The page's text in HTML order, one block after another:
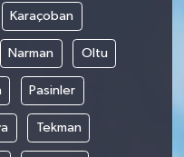
Karaçoban
Narman Oltu
Pasinler
Tekman